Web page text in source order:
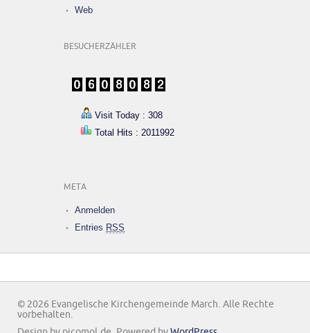
Web
BESUCHERZÄHLER
Visit Today : 308
Total Hits : 2011992
META
Anmelden
Entries RSS
© 2026 Evangelische Kirchengemeinde March. Alle Rechte
vorbehalten.